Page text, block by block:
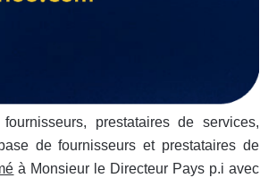
prestataires de services,
de fournisseurs et prestataires de
à Monsieur le Directeur Pays p.i avec